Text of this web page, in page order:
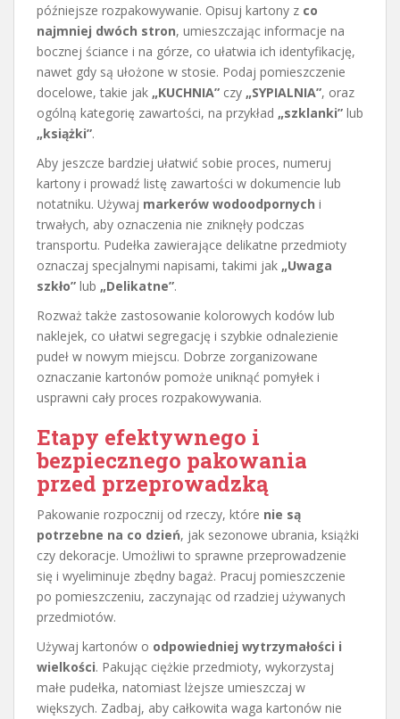
późniejsze rozpakowywanie. Opisuj kartony z co
najmniej dwóch stron, umieszczając informacje na
bocznej ściance i na górze, co ułatwia ich identyfikację,
nawet gdy są ułożone w stosie. Podaj pomieszczenie
docelowe, takie jak „KUCHNIA” czy „SYPIALNIA”, oraz
ogólną kategorię zawartości, na przykład „szklanki” lub
„książki”.
Aby jeszcze bardziej ułatwić sobie proces, numeruj
kartony i prowadź listę zawartości w dokumencie lub
notatniku. Używaj markerów wodoodpornych i
trwałych, aby oznaczenia nie zniknęły podczas
transportu. Pudełka zawierające delikatne przedmioty
oznaczaj specjalnymi napisami, takimi jak „Uwaga
szkło” lub „Delikatne”.
Rozważ także zastosowanie kolorowych kodów lub
naklejek, co ułatwi segregację i szybkie odnalezienie
pudeł w nowym miejscu. Dobrze zorganizowane
oznaczanie kartonów pomoże uniknąć pomyłek i
usprawni cały proces rozpakowywania.
Etapy efektywnego i
bezpiecznego pakowania
przed przeprowadzką
Pakowanie rozpocznij od rzeczy, które nie są
potrzebne na co dzień, jak sezonowe ubrania, książki
czy dekoracje. Umożliwi to sprawne przeprowadzenie
się i wyeliminuje zbędny bagaż. Pracuj pomieszczenie
po pomieszczeniu, zaczynając od rzadziej używanych
przedmiotów.
Używaj kartonów o odpowiedniej wytrzymałości i
wielkości. Pakując ciężkie przedmioty, wykorzystaj
małe pudełka, natomiast lżejsze umieszczaj w
większych. Zadbaj, aby całkowita waga kartonów nie